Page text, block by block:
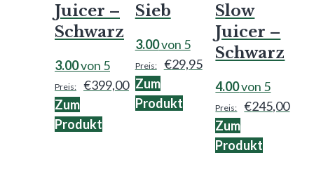
Juicer –
Schwarz
3.00von 5
€399,00
Zum
Produkt
Sieb
3.00von 5
€29,95
Zum
Produkt
Slow
Juicer –
Schwarz
4.00von 5
€245,00
Zum
Produkt